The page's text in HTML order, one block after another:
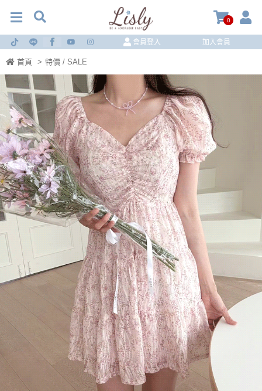
0
會員登入 加入會員
首頁 > 特價 / SALE